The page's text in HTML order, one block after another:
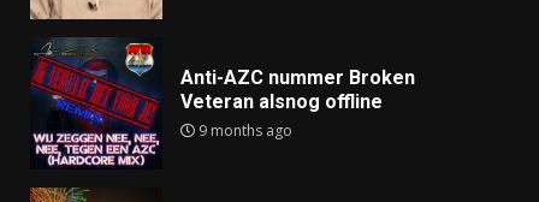
Anti-AZC nummer Broken
Veteran alsnog offline
9 months ago